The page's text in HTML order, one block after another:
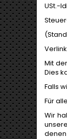
USt.-
Mit
Dies
Falls
Für
Wir